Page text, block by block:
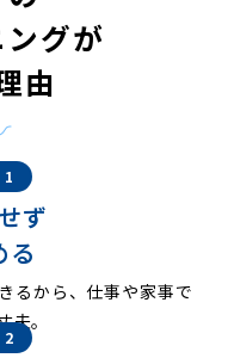
グが
由
1
ず
る
るから、仕事や家事で
。
2